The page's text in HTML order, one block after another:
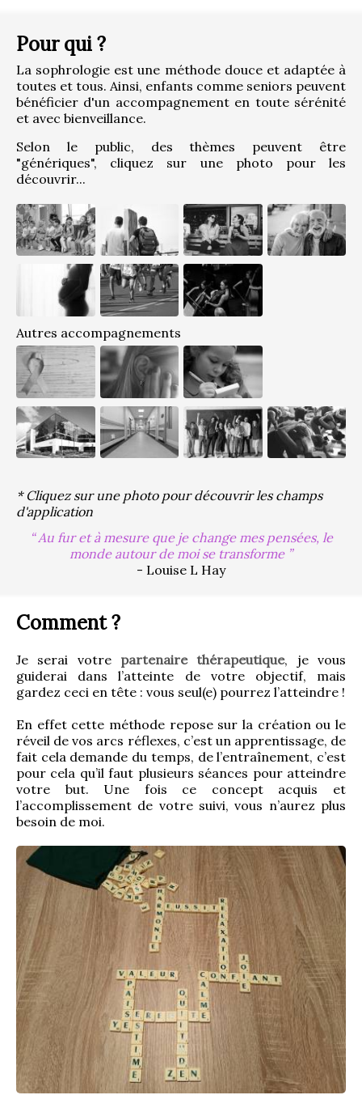
Pour qui ?
La sophrologie est une méthode douce et adaptée à
toutes et tous. Ainsi, enfants comme seniors peuvent
bénéficier d'un accompagnement en toute sérénité
et avec bienveillance.
Selon le public, des thèmes peuvent être
"génériques", cliquez sur une photo pour les
découvrir...
Autres accompagnements
* Cliquez sur une photo pour découvrir les champs
d'application
Au fur et à mesure que je change mes pensées, le
monde autour de moi se transforme
- Louise L Hay
Comment ?
Je serai votre partenaire thérapeutique, je vous
guiderai dans l’atteinte de votre objectif, mais
gardez ceci en tête : vous seul(e) pourrez l’atteindre !
En effet cette méthode repose sur la création ou le
réveil de vos arcs réflexes, c’est un apprentissage, de
fait cela demande du temps, de l’entraînement, c’est
pour cela qu’il faut plusieurs séances pour atteindre
votre but. Une fois ce concept acquis et
l’accomplissement de votre suivi, vous n’aurez plus
besoin de moi.